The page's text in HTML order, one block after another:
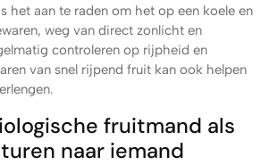
het aan te raden om het op een koele en
weg van direct zonlicht en
controleren op rijpheid en
van snel rijpend fruit kan ook helpen
fruitmand als
naar iemand